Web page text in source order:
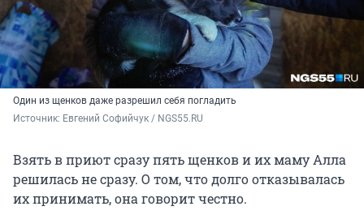
Один из щенков даже разрешил себя погладить
Источник: Евгений Софийчук / NGS55.RU
Взять в приют сразу пять щенков и их маму Алла
решилась не сразу. О том, что долго отказывалась
их принимать, она говорит честно.